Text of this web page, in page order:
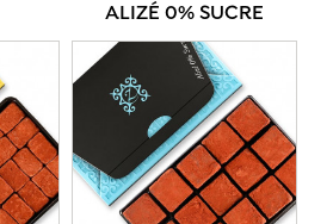
ALIZÉ 0% SUCRE